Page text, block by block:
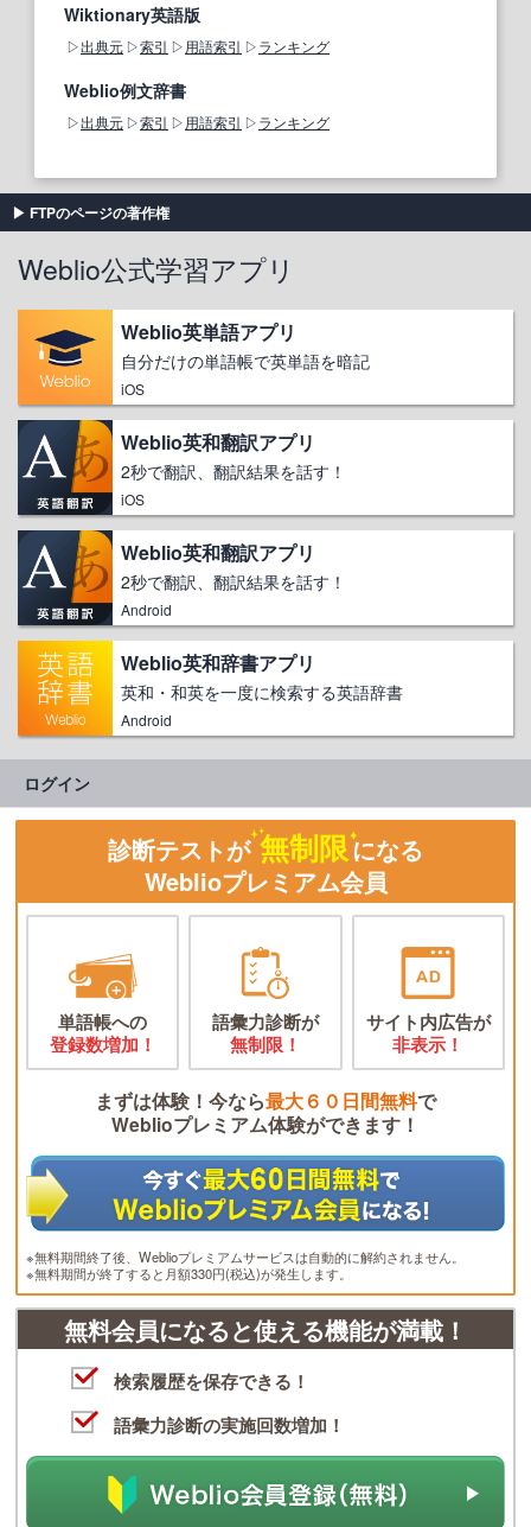
Wiktionary英語版
出典元 索引 用語索引 ランキング
Weblio例文辞書
出典元 索引 用語索引 ランキング
FTPのページの著作権
Weblio公式学習アプリ
Weblio英単語アプリ
自分だけの単語帳で英単語を暗記
iOS
Weblio英和翻訳アプリ
2秒で翻訳、翻訳結果を話す！
iOS
Weblio英和翻訳アプリ
2秒で翻訳、翻訳結果を話す！
Android
Weblio英和辞書アプリ
英和・和英を一度に検索する英語辞書
Android
ログイン
診断テストが 無制限になる
Weblioプレミアム会員
単語帳への
登録数増加！
語彙力診断が
無制限！
サイト内広告が
非表示！
まずは体験！今なら最大６０日間無料で
Weblioプレミアム体験ができます！
※無料期間終了後、Weblioプレミアムサービスは自動的に解約されません。
※無料期間が終了すると月額330円(税込)が発生します。
無料会員になると使える機能が満載！
検索履歴を保存できる！
語彙力診断の実施回数増加！